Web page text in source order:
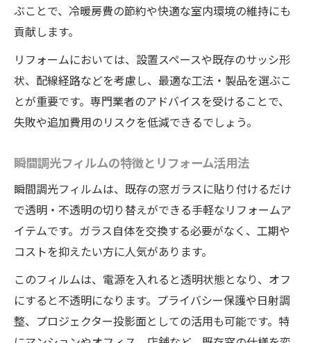
方法
スマートウィンドウが叶える光熱費削減リ
フォーム
省エネ性能と快適性を両立するリフォーム
術
ぶことで、冷暖房費の節約や快適な室内環境の維持にも
貢献します。
リフォームにおいては、設置スペースや既存のサッシ形
状、配線経路などを考慮し、最適な工法・製品を選ぶこ
とが重要です。専門業者のアドバイスを受けることで、
失敗や追加費用のリスクを低減できるでしょう。
瞬間調光フィルムの特徴とリフォーム活用法
瞬間調光フィルムは、既存の窓ガラスに貼り付けるだけ
で透明・不透明の切り替えができる手軽なリフォームア
イテムです。ガラス自体を交換する必要がなく、工期や
コストを抑えたい方に人気があります。
このフィルムは、電源を入れると透明状態となり、オフ
にすると不透明になります。プライバシー保護や日射調
整、プロジェクター投影面としての活用も可能です。特